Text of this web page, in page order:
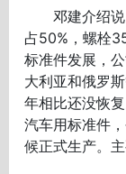
邓建介绍说
占50%，螺栓
标准件发展，
大利亚和俄罗
年相比还没恢
汽车用标准件
候正式生产。